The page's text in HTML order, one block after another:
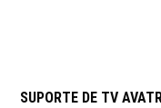
SUPORTE DE TV